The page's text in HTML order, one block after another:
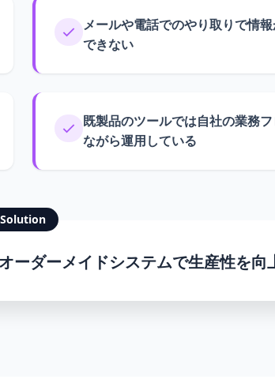
メールや電話でのやり取りで情
できない
既製品のツールでは自社の業務
ながら運用している
Solution
オーダーメイドシステムで生産性を向